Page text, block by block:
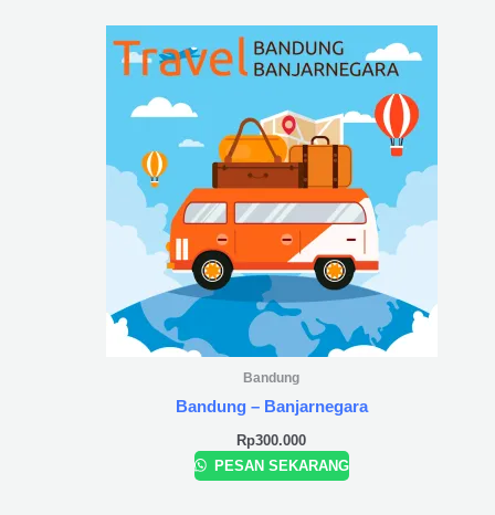
Bandung
Bandung – Banjarnegara
Rp300.000
PESAN SEKARANG